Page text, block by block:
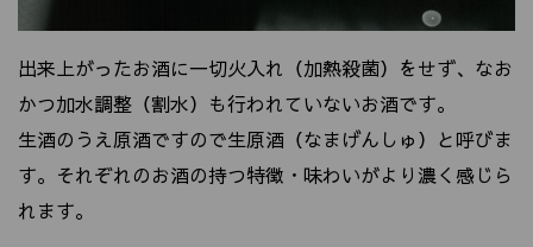
出来上がったお酒に一切火入れ（加熱殺菌）をせず、なお
かつ加水調整（割水）も行われていないお酒です。
生酒のうえ原酒ですので生原酒（なまげんしゅ）と呼びま
す。それぞれのお酒の持つ特徴・味わいがより濃く感じら
れます。